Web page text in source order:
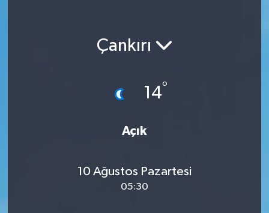
Çankırı
14°
Açık
10 Ağustos Pazartesi
05:30